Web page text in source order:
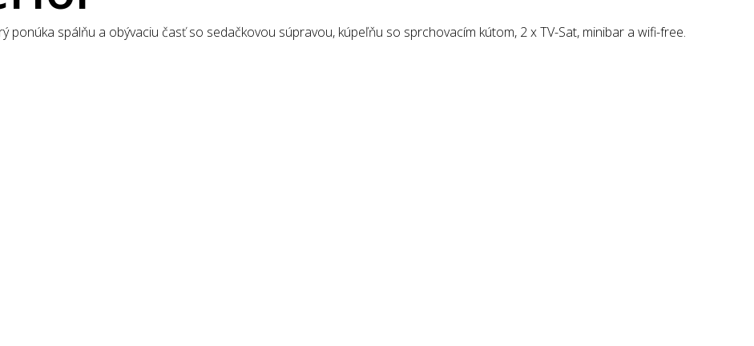
ponúka spálňu a obývaciu časť so sedačkovou súpravou, kúpeľňu so sprchovacím kútom, 2 x TV-Sat, minibar a wifi-free.